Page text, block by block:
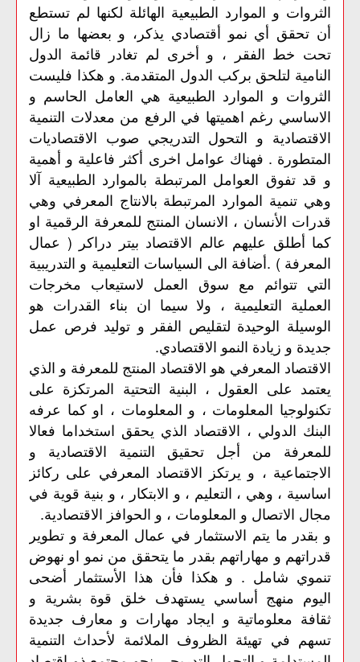
الثروات و الموارد الطبيعية الهائلة لكنها لم تستطع
أن تحقق أي نمو أقتصادي يذكر، و بعضها ما زال
تحت خط الفقر ، و أخرى لم تغادر قائمة الدول
النامية لتلحق بركب الدول المتقدمة. و هكذا فليست
الثروات و الموارد الطبيعية هي العامل الحاسم و
الاساسي رغم اهميتها في الرفع من معدلات التنمية
الاقتصادية و التحول التدريجي صوب الاقتصاديات
المتطورة . فهناك عوامل اخرى أكثر فاعلية و أهمية
و قد تفوق العوامل المرتبطة بالموارد الطبيعية آلا
وهي تنمية الموارد المرتبطة بالانتاج المعرفي وهي
قدرات الأنسان ، الانسان المنتج للمعرفة الرقمية او
كما أطلق عليهم عالم الاقتصاد بيتر دراكر ( عمال
المعرفة ) .أضافة الى السياسات التعليمية و التدريبية
التي تتوائم مع سوق العمل لاستيعاب مخرجات
العملية التعليمية ، ولا سيما ان بناء القدرات هو
الوسيلة الوحيدة لتقليص الفقر و توليد فرص عمل
جديدة و زيادة النمو الاقتصادي.
الاقتصاد المعرفي هو الاقتصاد المنتج للمعرفة و الذي
يعتمد على العقول ، البنية التحتية المرتكزة على
تكنولوجيا المعلومات ، و المعلومات ، او كما عرفه
البنك الدولي ، الاقتصاد الذي يحقق استخداما فعالا
للمعرفة من أجل تحقيق التنمية الاقتصادية و
الاجتماعية ، و يرتكز الاقتصاد المعرفي على ركائز
اساسية ، وهي ، التعليم ، و الابتكار ، و بنية قوية في
مجال الاتصال و المعلومات ، و الحوافز الاقتصادية.
و بقدر ما يتم الاستثمار في عمال المعرفة و تطوير
قدراتهم و مهاراتهم بقدر ما يتحقق من نمو او نهوض
تنموي شامل . و هكذا فأن هذا الأستثمار أضحى
اليوم منهج أساسي يستهدف خلق قوة بشرية و
ثقافة معلوماتية و ايجاد مهارات و معارف جديدة
تسهم في تهيئة الظروف الملائمة لأحداث التنمية